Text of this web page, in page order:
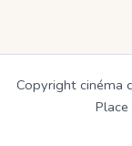
Copyright cinéma